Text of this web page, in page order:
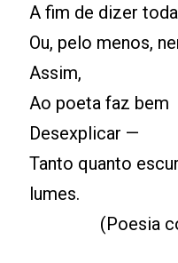
A fim de dizer
Ou, pelo menos,
Assim,
Ao poeta faz bem
Desexplicar —
Tanto quanto
lumes.
(Poesia